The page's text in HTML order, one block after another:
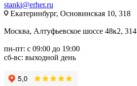
stanki@erher.ru
Екатеринбург, Основинская 10, 318
Москва, Алтуфьевское шоссе 48к2, 314
пн-пт: с 09:00 до 19:00
сб-вс: выходной день